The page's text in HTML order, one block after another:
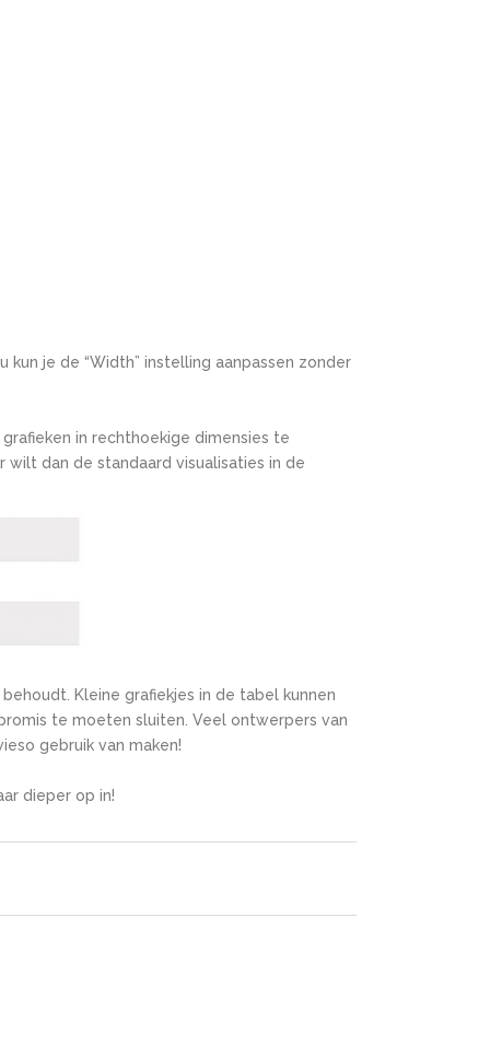
kun je de “Width” instelling aanpassen zonder
in rechthoekige dimensies te
dan de standaard visualisaties in de
Kleine grafiekjes in de tabel kunnen
te moeten sluiten. Veel ontwerpers van
gebruik van maken!
dieper op in!